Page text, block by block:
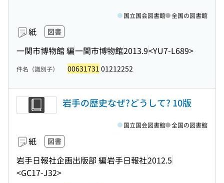
紙 図書
一関市博物館 編一関市博物館2013.9<YU7-L689>
国立国会図書館 全国の図書館
件名（識別子） 00631731 01212252
岩手の歴史なぜ?どうして? 10版
紙 図書
岩手日報社企画出版部 編岩手日報社2012.5
<GC17-J32>
国立国会図書館 全国の図書館